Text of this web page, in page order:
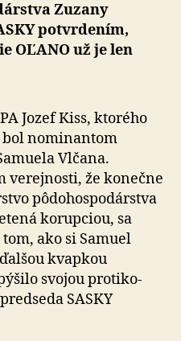
Zuzany
potvrdením,
OĽANO už je len
Jozef Kiss, ktorého
bol nominantom
Vlčana.
verejnosti, že ko­neč­ne
pô­do­hos­po­dárstva
korupciou, sa
ako si Samuel
kvapkou
svojou proti­ko­
SASKY